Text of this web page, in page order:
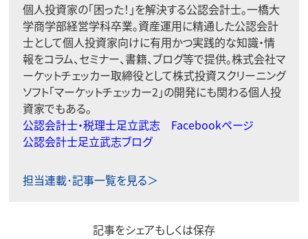
個人投資家の「困った！」を解決する公認会計士。一橋大
学商学部経営学科卒業。資産運用に精通した公認会計
士として個人投資家向けに有用かつ実践的な知識・情
報をコラム、セミナー、書籍、ブログ等で提供。株式会社マ
ーケットチェッカー取締役として株式投資スクリーニング
ソフト「マーケットチェッカー2」の開発にも関わる個人投
資家でもある。
公認会計士・税理士足立武志 Facebookページ
公認会計士足立武志ブログ
担当連載･記事一覧を見る＞
記事をシェアもしくは保存